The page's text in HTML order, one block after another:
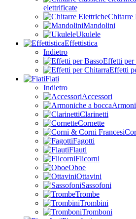
elettrificate
Chitarre
Mandolini
Ukulele
Effettistica
Indietro
Effetti per
Effetti
Fiati
Indietro
Accessori
Clarinetti
Cornette
Fagotti
Flauti
Flicorni
Oboe
Ottavini
Sassofoni
Trombe
Trombini
Tromboni